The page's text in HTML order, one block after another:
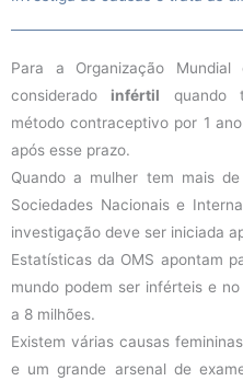
Para a Organização
considerado infértil quando
método contraceptivo por 1
após esse prazo.
Quando a mulher tem mais
Sociedades Nacionais e
investigação deve ser iniciada
Estatísticas da OMS apontam
mundo podem ser inférteis e
a 8 milhões.
Existem várias causas
e um grande arsenal de